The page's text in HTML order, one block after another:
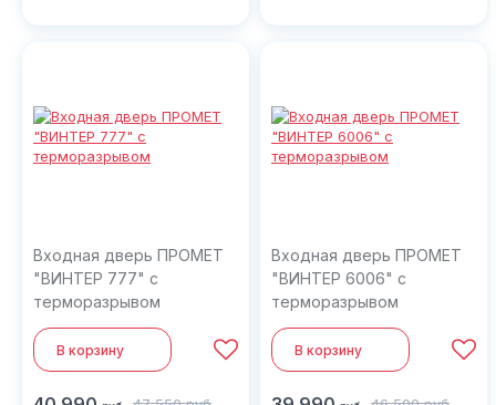
Входная дверь ПРОМЕТ
"ВИНТЕР 777" с
терморазрывом
В корзину
Входная дверь ПРОМЕТ
"ВИНТЕР 6006" с
терморазрывом
В корзину